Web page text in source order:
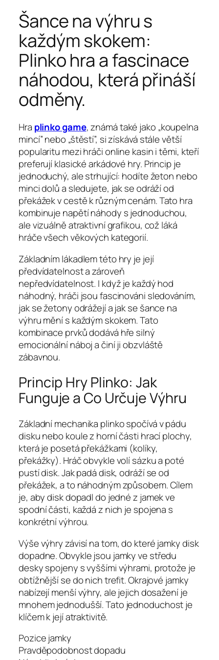
Šance na výhru s
každým skokem:
Plinko hra a fascinace
náhodou, která přináší
odměny.
Hra plinko game, známá také jako „koupelna
mincí” nebo „štěstí”, si získává stále větší
popularitu mezi hráči online kasin i těmi, kteří
preferují klasické arkádové hry. Princip je
jednoduchý, ale strhující: hodíte žeton nebo
minci dolů a sledujete, jak se odráží od
překážek v cestě k různým cenám. Tato hra
kombinuje napětí náhody s jednoduchou,
ale vizuálně atraktivní grafikou, což láká
hráče všech věkových kategorií.
Základním lákadlem této hry je její
předvídatelnost a zároveň
nepředvídatelnost. I když je každý hod
náhodný, hráči jsou fascinováni sledováním,
jak se žetony odrážejí a jak se šance na
výhru mění s každým skokem. Tato
kombinace prvků dodává hře silný
emocionální náboj a činí ji obzvláště
zábavnou.
Princip Hry Plinko: Jak
Funguje a Co Určuje Výhru
Základní mechanika plinko spočívá v pádu
disku nebo koule z horní části hrací plochy,
která je posetá překážkami (kolíky,
překážky). Hráč obvykle volí sázku a poté
pustí disk. Jak padá disk, odráží se od
překážek, a to náhodným způsobem. Cílem
je, aby disk dopadl do jedné z jamek ve
spodní části, každá z nich je spojena s
konkrétní výhrou.
Výše výhry závisí na tom, do které jamky disk
dopadne. Obvykle jsou jamky ve středu
desky spojeny s vyššími výhrami, protože je
obtížnější se do nich trefit. Okrajové jamky
nabízejí menší výhry, ale jejich dosažení je
mnohem jednodušší. Tato jednoduchost je
klíčem k její atraktivitě.
Pozice jamky
Pravděpodobnost dopadu